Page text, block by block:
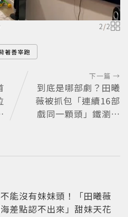
2/2
著善宰跑
下一篇 →
到底是哪部劇？田曦
薇被抓包「連續16部
戲同一顆頭」鐵瀏海
能沒有妹妹頭！「田曦薇
差點認不出來」甜妹天花